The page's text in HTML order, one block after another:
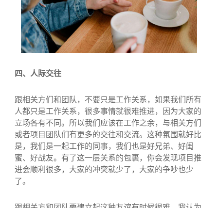
四、人际交往
跟相关方们和团队，不要只是工作关系，如果我们所有
人都只是工作关系，很多事情就很难推进，因为大家的
立场各有不同。所以我们应该在工作之余，与相关方们
或者项目团队们有更多的交往和交流。这种氛围就好比
是，我们是一起工作的同事，我们也是好兄弟、好闺
蜜、好战友。有了这一层关系的包裹，你会发现项目推
进会顺利很多，大家的冲突就少了，大家的争吵也少
了。